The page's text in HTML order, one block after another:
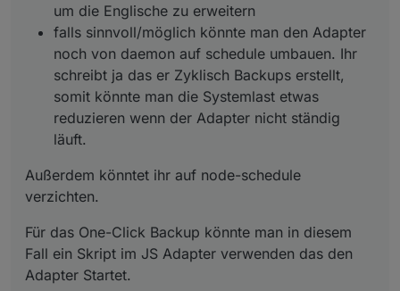
um die Englische zu erweitern
falls sinnvoll/möglich könnte man den Adapter
noch von daemon auf schedule umbauen. Ihr
schreibt ja das er Zyklisch Backups erstellt,
somit könnte man die Systemlast etwas
reduzieren wenn der Adapter nicht ständig
läuft.
Außerdem könntet ihr auf node-schedule
verzichten.
Für das One-Click Backup könnte man in diesem
Fall ein Skript im JS Adapter verwenden das den
Adapter Startet.